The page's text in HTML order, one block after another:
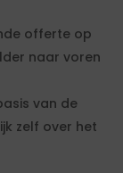
offerte op
naar voren
van de
zelf over het